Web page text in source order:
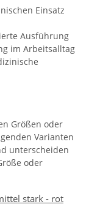
Einsatz
Ausführung
im Arbeitsalltag
Größen oder
Varianten
unterscheiden
oder
stark - rot